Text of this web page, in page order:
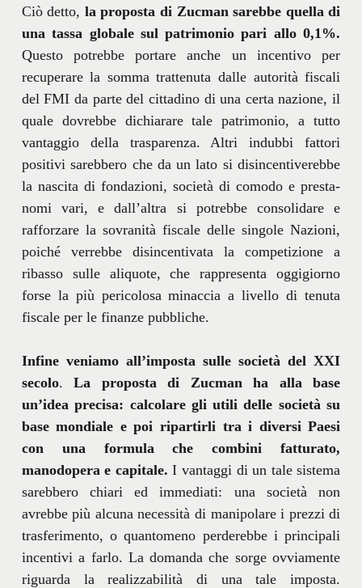
Ciò detto, la proposta di Zucman sarebbe quella di
una tassa globale sul patrimonio pari allo 0,1%.
Questo potrebbe portare anche un incentivo per
recuperare la somma trattenuta dalle autorità fiscali
del FMI da parte del cittadino di una certa nazione, il
quale dovrebbe dichiarare tale patrimonio, a tutto
vantaggio della trasparenza. Altri indubbi fattori
positivi sarebbero che da un lato si disincentiverebbe
la nascita di fondazioni, società di comodo e presta-
nomi vari, e dall’altra si potrebbe consolidare e
rafforzare la sovranità fiscale delle singole Nazioni,
poiché verrebbe disincentivata la competizione a
ribasso sulle aliquote, che rappresenta oggigiorno
forse la più pericolosa minaccia a livello di tenuta
fiscale per le finanze pubbliche.
Infine veniamo all’imposta sulle società del XXI
secolo.La proposta di Zucman ha alla base
un’idea precisa: calcolare gli utili delle società su
base mondiale e poi ripartirli tra i diversi Paesi
con una formula che combini fatturato,
manodopera e capitale. I vantaggi di un tale sistema
sarebbero chiari ed immediati: una società non
avrebbe più alcuna necessità di manipolare i prezzi di
trasferimento, o quantomeno perderebbe i principali
incentivi a farlo. La domanda che sorge ovviamente
riguarda la realizzabilità di una tale imposta.